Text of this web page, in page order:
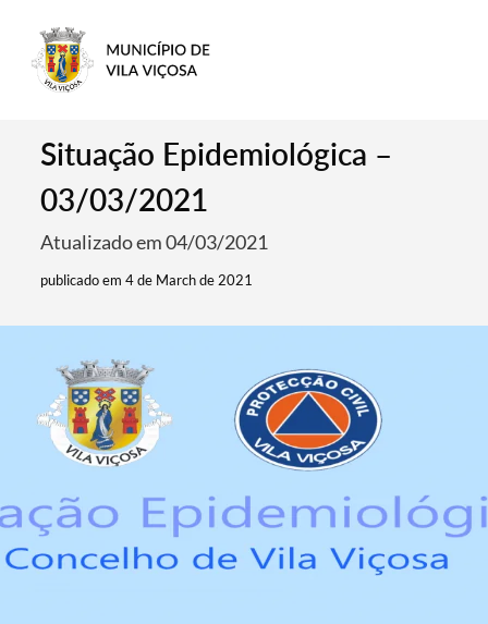
Situação Epidemiológica –
03/03/2021
Atualizado em 04/03/2021
publicado em 4 de March de 2021